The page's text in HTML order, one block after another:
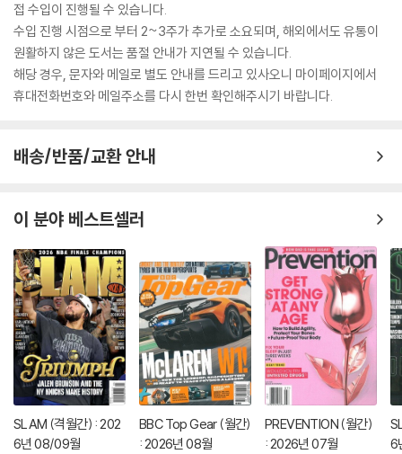
접 수입이 진행될 수 있습니다.
수입 진행 시점으로 부터 2~3주가 추가로 소요되며, 해외에서도 유통이
원활하지 않은 도서는 품절 안내가 지연될 수 있습니다.
해당 경우, 문자와 메일로 별도 안내를 드리고 있사오니 마이페이지에서
휴대전화번호와 메일주소를 다시 한번 확인해주시기 바랍니다.
배송/반품/교환 안내
이 분야 베스트셀러
SLAM (격월간) : 202
6년 08/09월
BBC Top Gear (월간)
: 2026년 08월
PREVENTION (월간)
: 2026년 07월
6